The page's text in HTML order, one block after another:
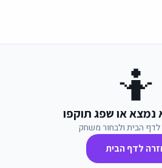
🤷
נמצא או שפג תוקפו
לדף הבית ולבחור משחק
לדף הבית